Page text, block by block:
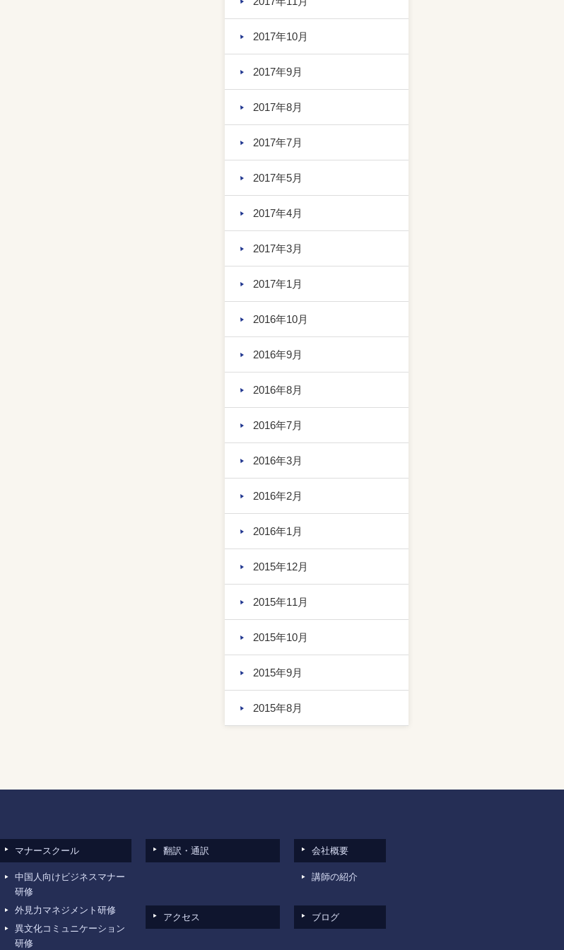
2017年10月
2017年9月
2017年8月
2017年7月
2017年5月
2017年4月
2017年3月
2017年1月
2016年10月
2016年9月
2016年8月
2016年7月
2016年3月
2016年2月
2016年1月
2015年12月
2015年11月
2015年10月
2015年9月
2015年8月
マナースクール
中国人向けビジネスマナー
研修
外見力マネジメント研修
異文化コミュニケーション
研修
翻訳・通訳 会社概要
講師の紹介
アクセス ブログ